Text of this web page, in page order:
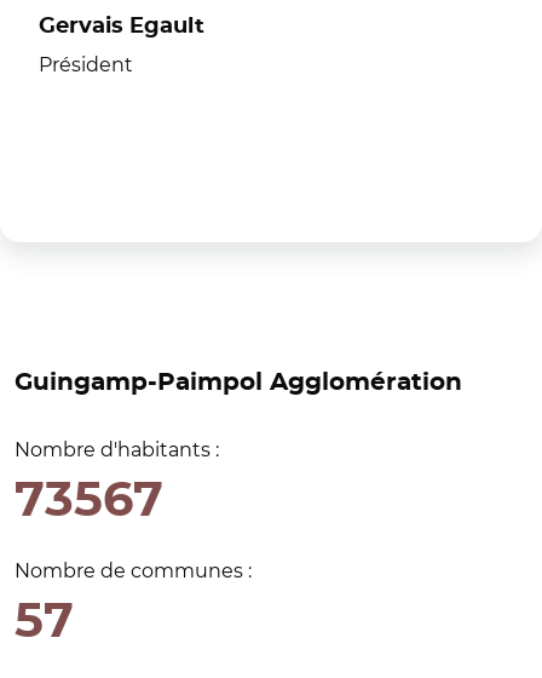
Gervais Egault
Président
Guingamp-Paimpol Agglomération
Nombre d'habitants :
73567
Nombre de communes :
57